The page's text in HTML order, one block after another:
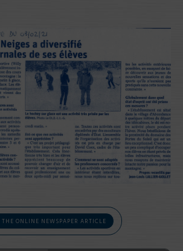
THE ONLINE NEWSPAPER ARTICLE